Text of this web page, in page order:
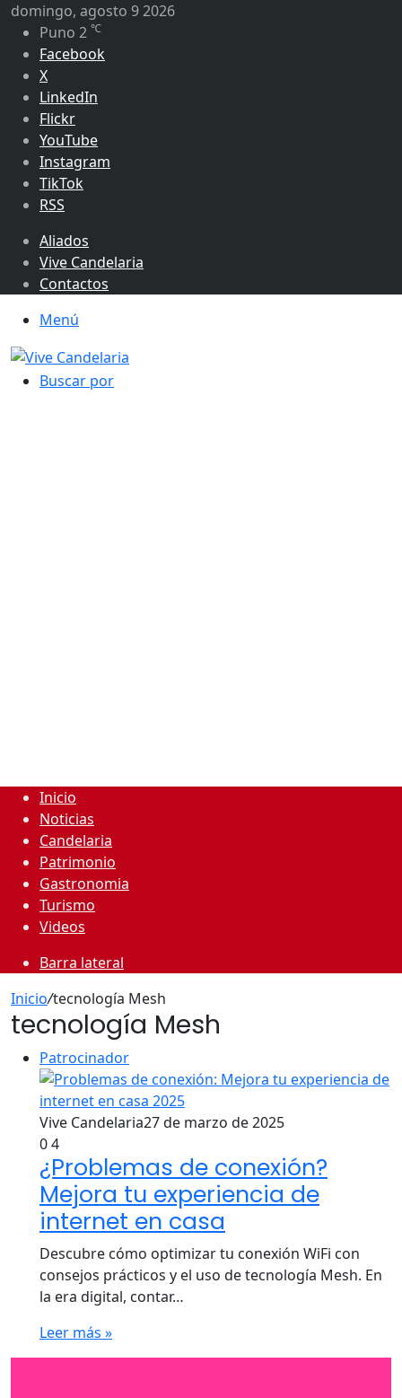
domingo, agosto 9 2026
Puno 2 ℃
Facebook
X
LinkedIn
Flickr
YouTube
Instagram
TikTok
RSS
Aliados
Vive Candelaria
Contactos
Menú
Buscar por
Inicio
Noticias
Candelaria
Patrimonio
Gastronomia
Turismo
Videos
Barra lateral
Inicio/tecnología Mesh
tecnología Mesh
Patrocinador
Vive Candelaria27 de marzo de 2025
04
¿Problemas de conexión?
Mejora tu experiencia de
internet en casa
Descubre cómo optimizar tu conexión WiFi con
consejos prácticos y el uso de tecnología Mesh. En
la era digital, contar…
Leer más »